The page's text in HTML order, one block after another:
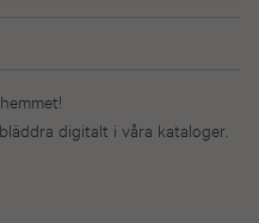
digitalt i våra kataloger.